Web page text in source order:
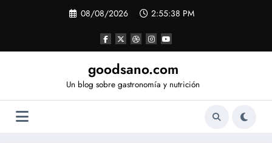
08/08/2026 2:55:38 PM
goodsano.com
Un blog sobre gastronomía y nutrición